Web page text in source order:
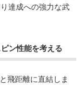
達成への強力な武
ン性能を考える
飛距離に直結しま